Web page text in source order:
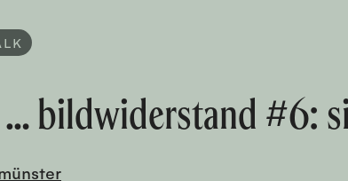
bildwiderstand #6: